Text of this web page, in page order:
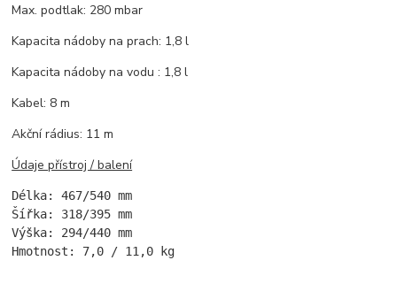
Max. podtlak: 280 mbar
Kapacita nádoby na prach: 1,8 l
Kapacita nádoby na vodu : 1,8 l
Kabel: 8 m
Akční rádius: 11 m
Údaje přístroj / balení
Délka: 467/540 mm
Šířka: 318/395 mm
Výška: 294/440 mm
Hmotnost: 7,0 / 11,0 kg